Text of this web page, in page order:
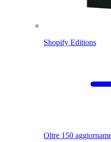
Shopify Editions
Oltre 150